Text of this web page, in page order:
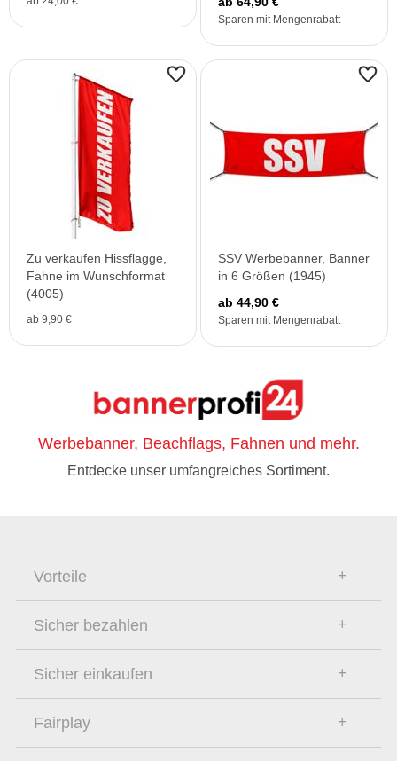
Sparen mit Mengenrabatt
Zu verkaufen Hissflagge,
Fahne im Wunschformat
(4005)
ab 9,90 €
SSV Werbebanner, Banner
in 6 Größen (1945)
ab 44,90 €
Sparen mit Mengenrabatt
Werbebanner, Beachflags, Fahnen und mehr.
Entdecke unser umfangreiches Sortiment.
Vorteile
Sicher bezahlen
Sicher einkaufen
Fairplay